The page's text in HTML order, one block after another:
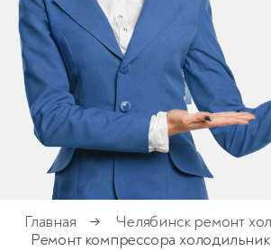
Главная → Челябинск ремонт
Ремонт компрессора